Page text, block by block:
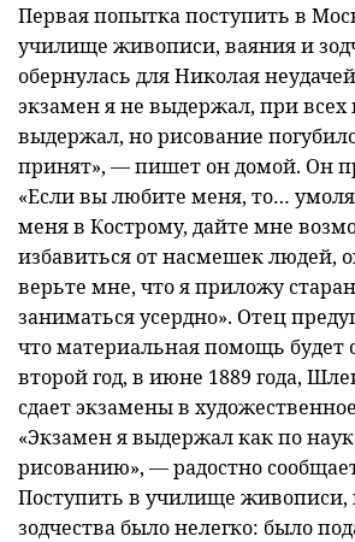
Первая попытка поступить в
училище живописи, ваяния и
обернулась для Николая
экзамен я не выдержал, при всех
выдержал, но рисование
принят», — пишет он домой. Он
«Если вы любите меня, то…
меня в Кострому, дайте мне
избавиться от насмешек людей,
верьте мне, что я приложу
заниматься усердно». Отец
что материальная помощь будет
второй год, в июне 1889 года,
сдает экзамены в
«Экзамен я выдержал как по
рисованию», — радостно
Поступить в училище живописи,
зодчества было нелегко: было